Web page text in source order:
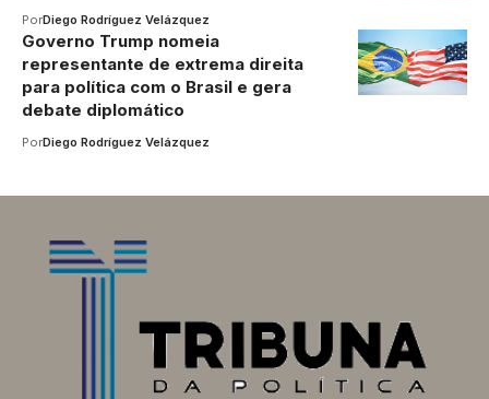
PorDiego Rodríguez Velázquez
Governo Trump nomeia
representante de extrema direita
para política com o Brasil e gera
debate diplomático
PorDiego Rodríguez Velázquez